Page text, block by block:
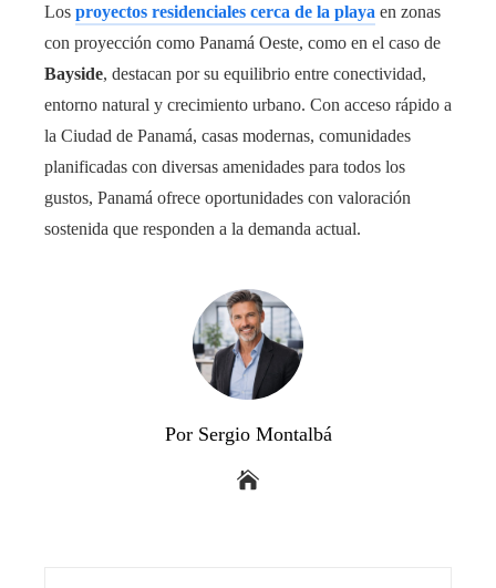
Los proyectos residenciales cerca de la playa en zonas
con proyección como Panamá Oeste, como en el caso de
Bayside, destacan por su equilibrio entre conectividad,
entorno natural y crecimiento urbano. Con acceso rápido a
la Ciudad de Panamá, casas modernas, comunidades
planificadas con diversas amenidades para todos los
gustos, Panamá ofrece oportunidades con valoración
sostenida que responden a la demanda actual.
Por Sergio Montalbá